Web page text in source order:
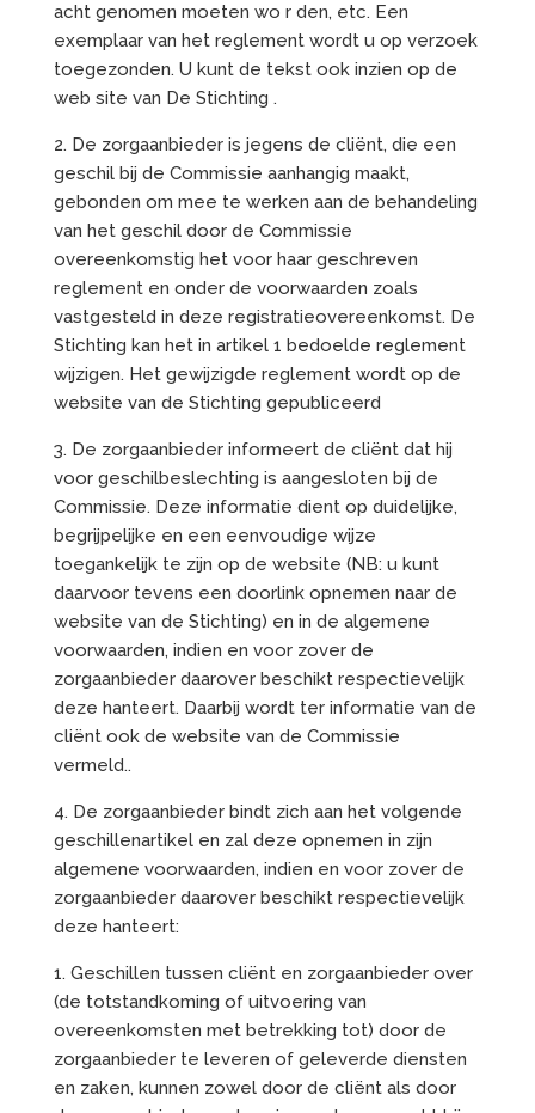
acht genomen moeten wo r den, etc. Een
exemplaar van het reglement wordt u op verzoek
toegezonden. U kunt de tekst ook inzien op de
web site van De Stichting .
2. De zorgaanbieder is jegens de cliënt, die een
geschil bij de Commissie aanhangig maakt,
gebonden om mee te werken aan de behandeling
van het geschil door de Commissie
overeenkomstig het voor haar geschreven
reglement en onder de voorwaarden zoals
vastgesteld in deze registratieovereenkomst. De
Stichting kan het in artikel 1 bedoelde reglement
wijzigen. Het gewijzigde reglement wordt op de
website van de Stichting gepubliceerd
3. De zorgaanbieder informeert de cliënt dat hij
voor geschilbeslechting is aangesloten bij de
Commissie. Deze informatie dient op duidelijke,
begrijpelijke en een eenvoudige wijze
toegankelijk te zijn op de website (NB: u kunt
daarvoor tevens een doorlink opnemen naar de
website van de Stichting) en in de algemene
voorwaarden, indien en voor zover de
zorgaanbieder daarover beschikt respectievelijk
deze hanteert. Daarbij wordt ter informatie van de
cliënt ook de website van de Commissie
vermeld..
4. De zorgaanbieder bindt zich aan het volgende
geschillenartikel en zal deze opnemen in zijn
algemene voorwaarden, indien en voor zover de
zorgaanbieder daarover beschikt respectievelijk
deze hanteert:
1. Geschillen tussen cliënt en zorgaanbieder over
(de totstandkoming of uitvoering van
overeenkomsten met betrekking tot) door de
zorgaanbieder te leveren of geleverde diensten
en zaken, kunnen zowel door de cliënt als door